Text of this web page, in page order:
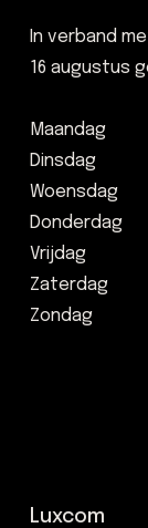
In verband
16 augustus
Maandag
Dinsdag
Woensdag
Donderdag
Vrijdag
Zaterdag
Zondag
Luxcom